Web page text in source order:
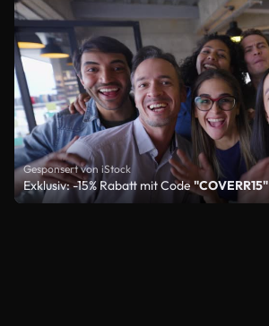
Gesponsert von iStock
Exklusiv: -15% Rabatt mit Code"COVERR15"